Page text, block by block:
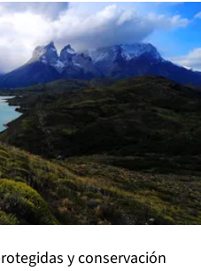
y conservación